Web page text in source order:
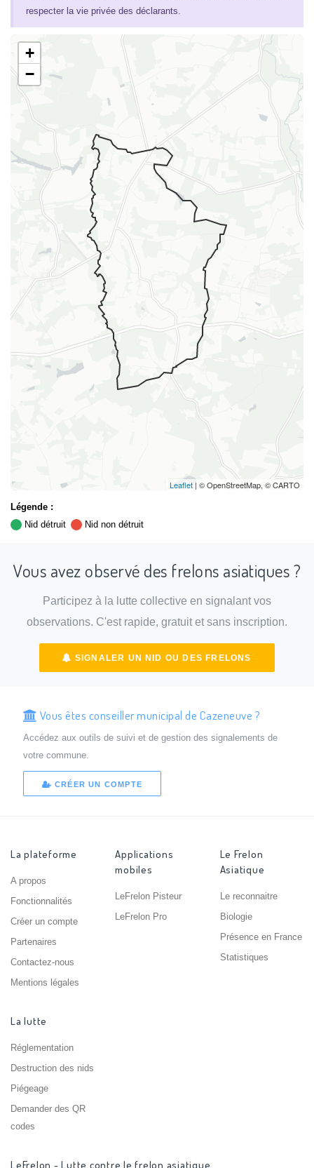
respecter la vie privée des déclarants.
+
−
Leaflet | © OpenStreetMap, © CARTO
Légende :
Nid détruit
Nid non détruit
Vous avez observé des frelons asiatiques ?
Participez à la lutte collective en signalant vos
observations. C'est rapide, gratuit et sans inscription.
SIGNALER UN NID OU DES FRELONS
Vous êtes conseiller municipal de Cazeneuve ?
Accédez aux outils de suivi et de gestion des signalements de
votre commune.
CRÉER UN COMPTE
La plateforme
A propos
Fonctionnalités
Créer un compte
Partenaires
Contactez-nous
Mentions légales
Applications
mobiles
LeFrelon Pisteur
LeFrelon Pro
Le Frelon
Asiatique
Le reconnaitre
Biologie
Présence en France
Statistiques
La lutte
Réglementation
Destruction des nids
Piégeage
Demander des QR
codes
LeFrelon - Lutte contre le frelon asiatique